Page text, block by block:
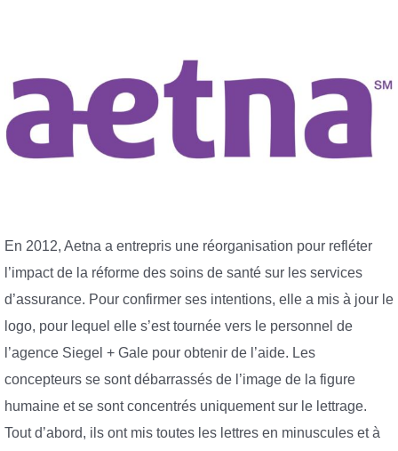
En 2012, Aetna a entrepris une réorganisation pour refléter
l’impact de la réforme des soins de santé sur les services
d’assurance. Pour confirmer ses intentions, elle a mis à jour le
logo, pour lequel elle s’est tournée vers le personnel de
l’agence Siegel + Gale pour obtenir de l’aide. Les
concepteurs se sont débarrassés de l’image de la figure
humaine et se sont concentrés uniquement sur le lettrage.
Tout d’abord, ils ont mis toutes les lettres en minuscules et à